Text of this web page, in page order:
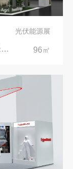
光伏能源展
意大利可再生能源展览会|意大利里米尼会展中心 96㎡